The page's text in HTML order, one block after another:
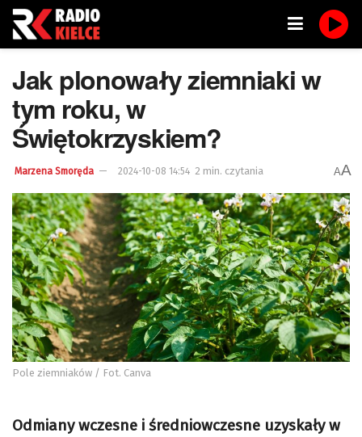
Jak plonowały ziemniaki w
tym roku, w
Świętokrzyskiem?
Marzena Smoręda 2024-10-08 14:54 2 min. czytania AA
Pole ziemniaków / Fot. Canva
Odmiany wczesne i średniowczesne uzyskały w